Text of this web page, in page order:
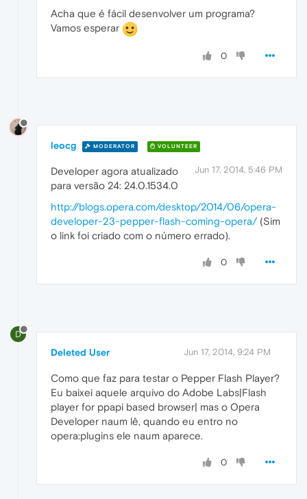
Acha que é fácil desenvolver um programa?
Vamos esperar
0
leocg MODERATOR VOLUNTEER
Jun 17, 2014, 5:46 PM
Developer agora atualizado
para versão 24: 24.0.1534.0
http://blogs.opera.com/desktop/2014/06/opera-
developer-23-pepper-flash-coming-opera/(Sim
o link foi criado com o número errado).
0
D
Deleted User Jun 17, 2014, 9:24 PM
Como que faz para testar o Pepper Flash Player?
Eu baixei aquele arquivo do Adobe Labs|Flash
player for ppapi based browser| mas o Opera
Developer naum lê, quando eu entro no
opera:plugins ele naum aparece.
0